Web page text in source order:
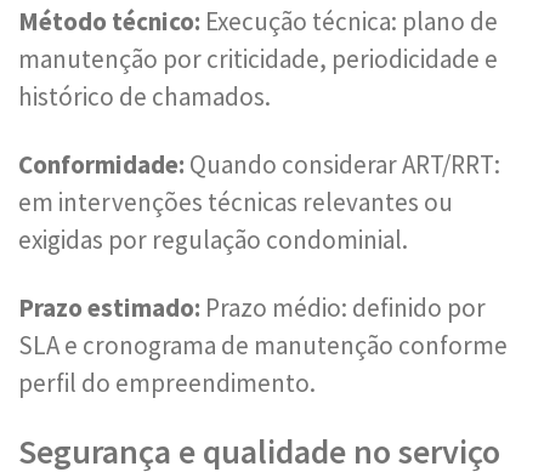
Método técnico: Execução técnica: plano de
manutenção por criticidade, periodicidade e
histórico de chamados.
Conformidade: Quando considerar ART/RRT:
em intervenções técnicas relevantes ou
exigidas por regulação condominial.
Prazo estimado: Prazo médio: definido por
SLA e cronograma de manutenção conforme
perfil do empreendimento.
Segurança e qualidade no serviço